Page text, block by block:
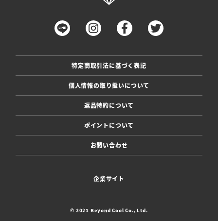
特定商取引法に基づく表記
個人情報の取り扱いについて
返品特約について
ポイントについて
お問い合わせ
企業サイト
© 2021 Beyond Cool Co., Ltd.